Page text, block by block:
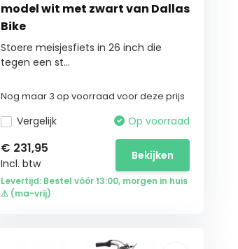
model wit met zwart van Dallas
Bike
Stoere meisjesfiets in 26 inch die
tegen een st...
Nog maar 3 op voorraad voor deze prijs
Vergelijk Op voorraad
€ 231,95
Incl. btw
Bekijken
Levertijd: Bestel vóór 13:00, morgen in huis
⚠ (ma-vrij)